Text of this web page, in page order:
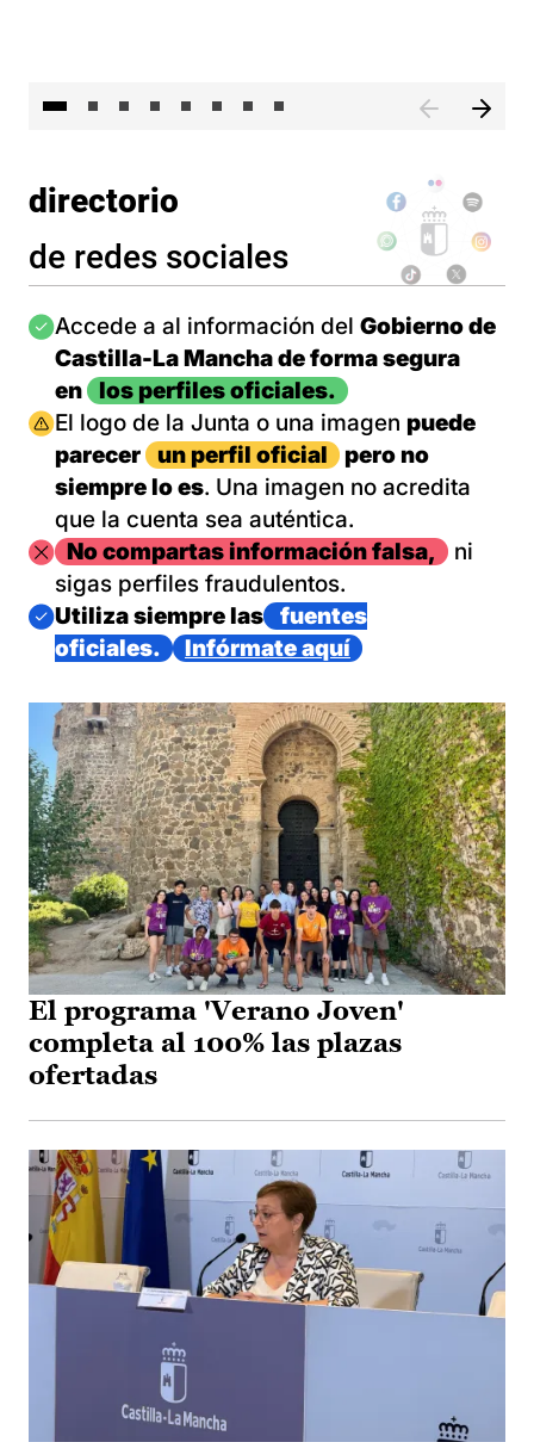
directorio
de redes sociales
Imagen
Accede a al información del Gobierno de
Castilla-La Mancha de forma segura
en
los perfiles oficiales.
Imagen
El logo de la Junta o una imagen puede
parecer
un perfil oficial
pero no
siempre lo es. Una imagen no acredita
que la cuenta sea auténtica.
ImagenNo compartas información falsa,
ni
sigas perfiles fraudulentos.
Imagen
Utiliza siempre las
fuentes
oficiales.
Infórmate aquí
El programa 'Verano Joven'
completa al 100% las plazas
ofertadas